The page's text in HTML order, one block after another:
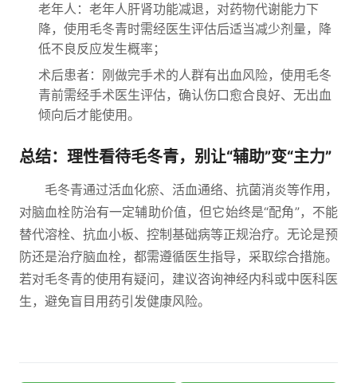
老年人：老年人肝肾功能减退，对药物代谢能力下
降，使用毛冬青时需经医生评估后适当减少剂量，降
低不良反应发生概率；
术后患者：刚做完手术的人群有出血风险，使用毛冬
青前需经手术医生评估，确认伤口愈合良好、无出血
倾向后才能使用。
总结：理性看待毛冬青，别让“辅助”变“主力”
毛冬青通过活血化瘀、活血通络、抗菌消炎等作用，
对脑血栓防治有一定辅助价值，但它始终是“配角”，不能
替代溶栓、抗血小板、控制基础病等正规治疗。无论是预
防还是治疗脑血栓，都需遵循医生指导，采取综合措施。
若对毛冬青的使用有疑问，建议咨询神经内科或中医科医
生，避免盲目用药引发健康风险。